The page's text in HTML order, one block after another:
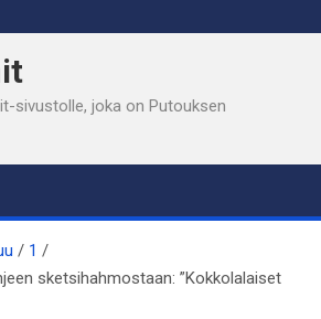
sivustolle, joka on Putouksen
1
sketsihahmostaan: ”Kokkolalaiset